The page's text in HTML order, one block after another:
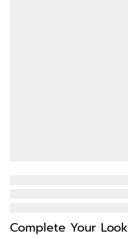
Complete Your Look